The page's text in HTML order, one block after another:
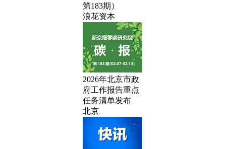
第183期）
浪花资本
2026年北京市政
府工作报告重点
任务清单发布
北京